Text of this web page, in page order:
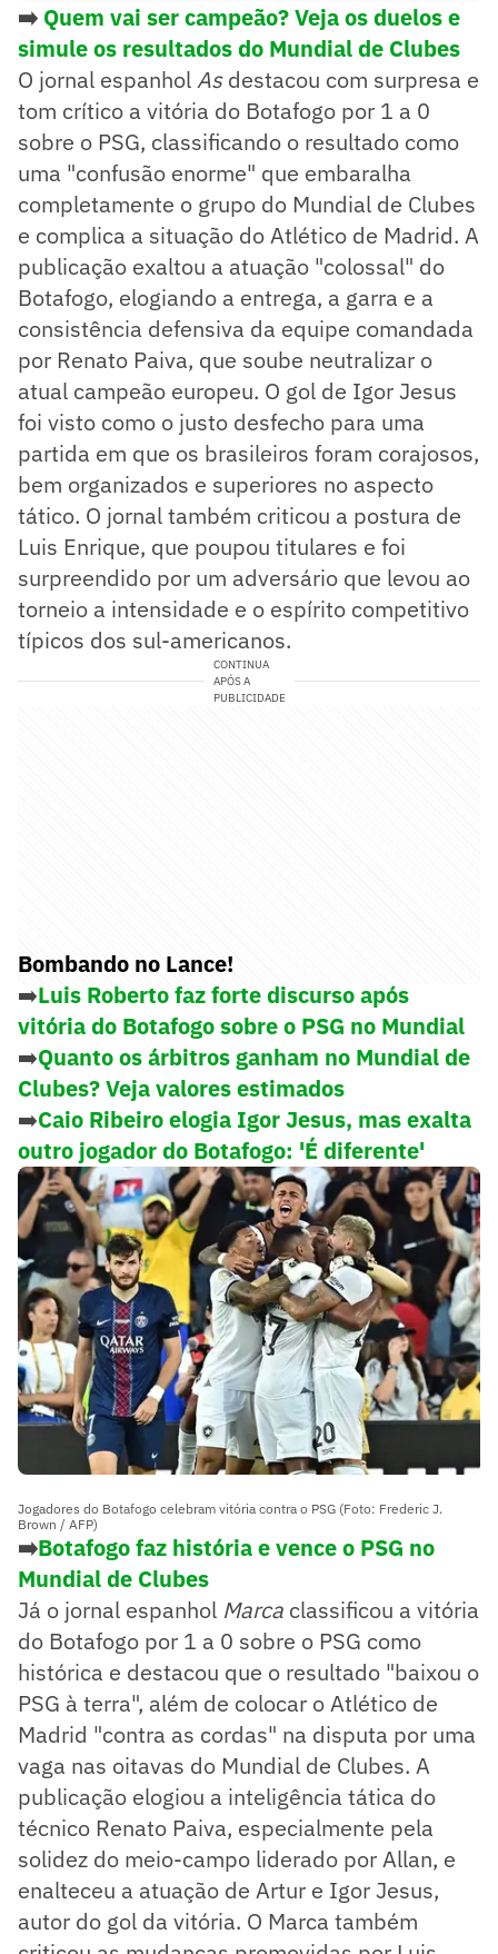
➡️ Quem vai ser campeão? Veja os duelos e
simule os resultados do Mundial de Clubes
O jornal espanholAsdestacou com surpresa e
tom crítico a vitória do Botafogo por 1 a 0
sobre o PSG, classificando o resultado como
uma "confusão enorme" que embaralha
completamente o grupo do Mundial de Clubes
e complica a situação do Atlético de Madrid. A
publicação exaltou a atuação "colossal" do
Botafogo, elogiando a entrega, a garra e a
consistência defensiva da equipe comandada
por Renato Paiva, que soube neutralizar o
atual campeão europeu. O gol de Igor Jesus
foi visto como o justo desfecho para uma
partida em que os brasileiros foram corajosos,
bem organizados e superiores no aspecto
tático. O jornal também criticou a postura de
Luis Enrique, que poupou titulares e foi
surpreendido por um adversário que levou ao
torneio a intensidade e o espírito competitivo
típicos dos sul-americanos.
CONTINUA
APÓS A
PUBLICIDADE
Bombando no Lance!
➡️Luis Roberto faz forte discurso após
vitória do Botafogo sobre o PSG no Mundial
➡️Quanto os árbitros ganham no Mundial de
Clubes? Veja valores estimados
➡️Caio Ribeiro elogia Igor Jesus, mas exalta
outro jogador do Botafogo: 'É diferente'
Jogadores do Botafogo celebram vitória contra o PSG (Foto: Frederic J.
Brown / AFP)
➡️Botafogo faz história e vence o PSG no
Mundial de Clubes
Já o jornal espanhol Marca classificou a vitória
do Botafogo por 1 a 0 sobre o PSG como
histórica e destacou que o resultado "baixou o
PSG à terra", além de colocar o Atlético de
Madrid "contra as cordas" na disputa por uma
vaga nas oitavas do Mundial de Clubes. A
publicação elogiou a inteligência tática do
técnico Renato Paiva, especialmente pela
solidez do meio-campo liderado por Allan, e
enalteceu a atuação de Artur e Igor Jesus,
autor do gol da vitória. O Marca também